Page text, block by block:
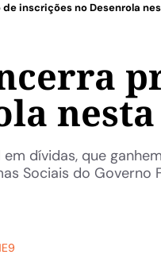
inscrições no Desenrola
dívidas, que
Sociais do